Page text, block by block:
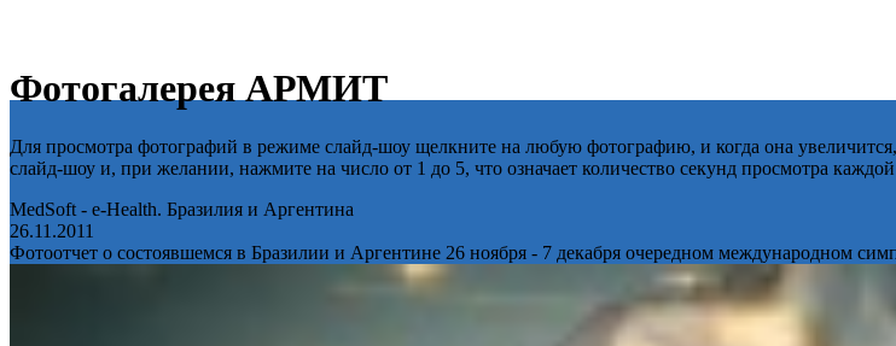
Фотогалерея АРМИТ
Для просмотра фотографий в режиме слайд-шоу щелкните на любую фотографию, и когда она
слайд-шоу и, при желании, нажмите на число от 1 до 5, что означает количество секунд просмотра
MedSoft - e-Health. Бразилия и Аргентина
26.11.2011
Фотоотчет о состоявшемся в Бразилии и Аргентине 26 ноября - 7 декабря очередном международном